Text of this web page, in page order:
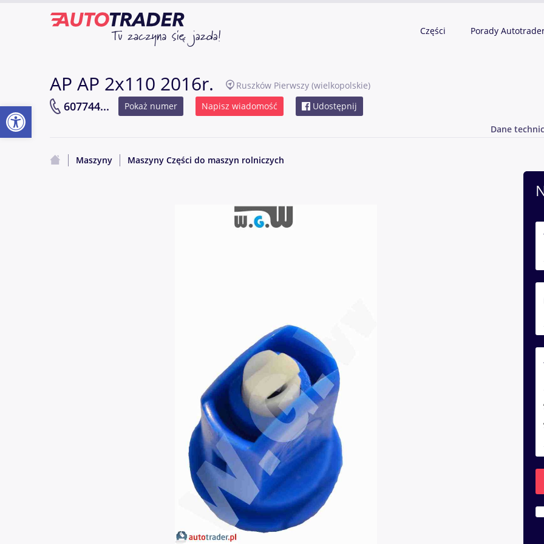
Części Porady
AP AP 2x110 2016r. Ruszków Pierwszy (wielkopolskie)
607744... Pokaż numer Napisz wiadomość Udostępnij
Dane
Maszyny Maszyny Części do maszyn rolniczych
Otwórz pasek narzędzi